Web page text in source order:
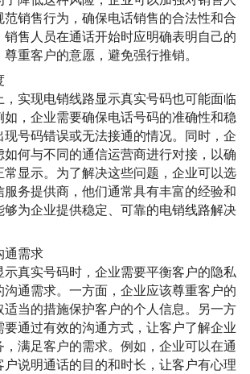
范销售行为，确保电话销售的合法性和合
销售人员在通话开始时应明确表明自己的
重客户的意愿，避免强行推销。
，实现电销线路显示真实号码也可能面临
如，企业需要确保电话号码的准确性和稳
现号码错误或无法接通的情况。同时，企
如何与不同的通信运营商进行对接，以确
常显示。为了解决这些问题，企业可以选
服务提供商，他们通常具有丰富的经验和
够为企业提供稳定、可靠的电销线路解决
通需求
示真实号码时，企业需要平衡客户的隐私
沟通需求。一方面，企业应该尊重客户的
适当的措施保护客户的个人信息。另一方
要通过有效的沟通方式，让客户了解企业
，满足客户的需求。例如，企业可以在通
户说明通话的目的和时长，让客户有心理